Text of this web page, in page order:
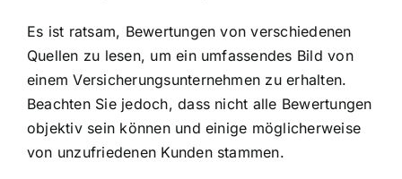
Es ist ratsam, Bewertungen von verschiedenen
Quellen zu lesen, um ein umfassendes Bild von
einem Versicherungsunternehmen zu erhalten.
Beachten Sie jedoch, dass nicht alle Bewertungen
objektiv sein können und einige möglicherweise
von unzufriedenen Kunden stammen.